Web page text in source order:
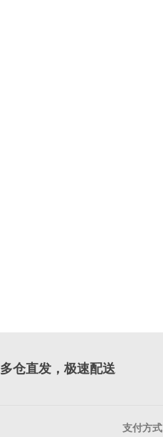
多仓直发，极速配送
支付方式